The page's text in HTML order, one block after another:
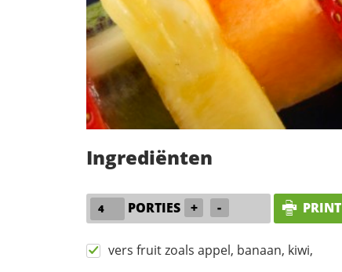
Ingrediënten
PORTIES + - PRINT
vers fruit zoals appel, banaan, kiwi,